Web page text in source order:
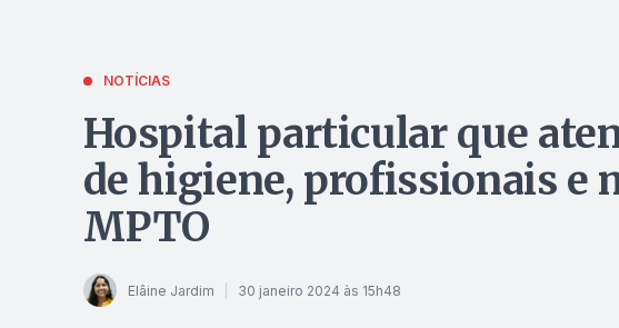
NOTÍCIAS
Hospital particular que
de higiene, profissionais e
MPTO
Elâine Jardim 30 janeiro 2024 às 15h48